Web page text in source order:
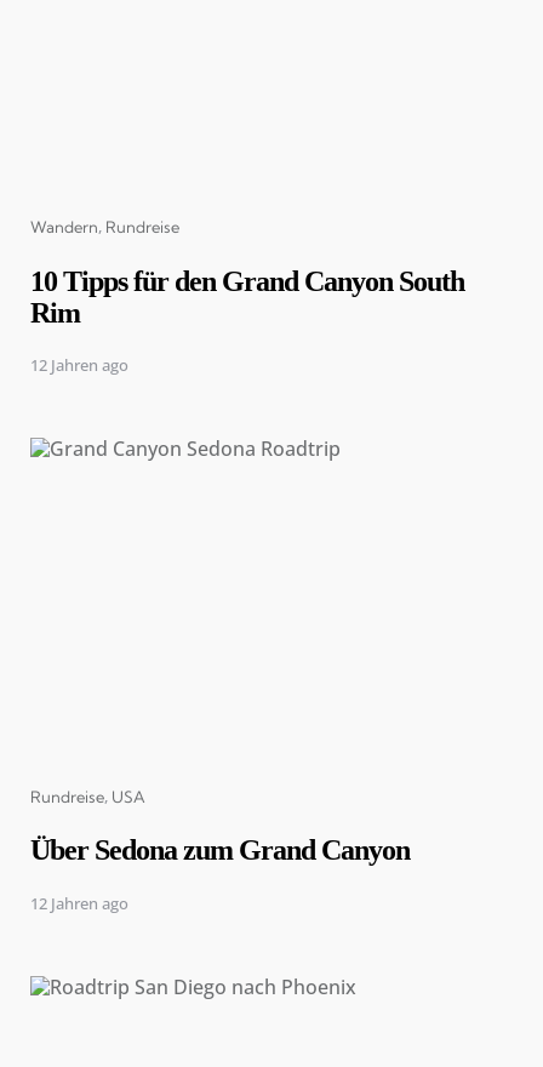
Categories
Wandern Rundreise
10 Tipps für den Grand Canyon South
Rim
12 Jahren ago
Categories
Rundreise USA
Über Sedona zum Grand Canyon
12 Jahren ago